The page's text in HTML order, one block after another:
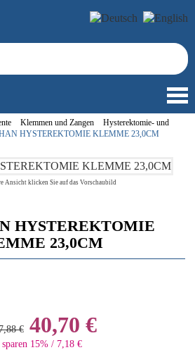
Klemmen und Zangen
Hysterektomie- und
HYSTEREKTOMIE KLEMME 23,0CM
Ansicht klicken Sie auf das Vorschaubild
HYSTEREKTOMIE
23,0CM
€40,70 €
sparen 15% / 7,18 €